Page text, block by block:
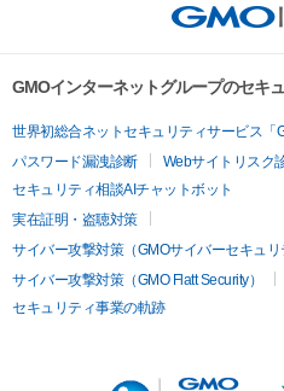
GMOインターネットグループのセキ
世界初総合ネットセキュリティサービス「
パスワード漏洩診断
Webサイトリスク
セキュリティ相談AIチャットボット
実在証明・盗聴対策
サイバー攻撃対策（GMOサイバーセキュリ
サイバー攻撃対策（GMO Flatt Security）
セキュリティ事業の軌跡